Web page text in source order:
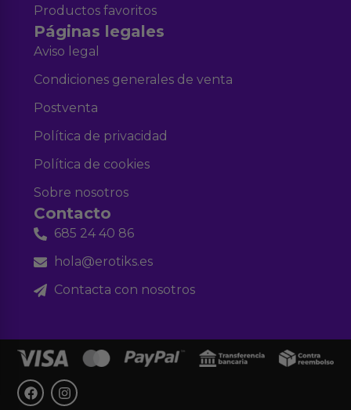
Productos favoritos
Páginas legales
Aviso legal
Condiciones generales de venta
Postventa
Política de privacidad
Política de cookies
Sobre nosotros
Contacto
685 24 40 86
hola@erotiks.es
Contacta con nosotros
F
a
I
n